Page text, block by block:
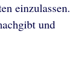
einzulassen.
und